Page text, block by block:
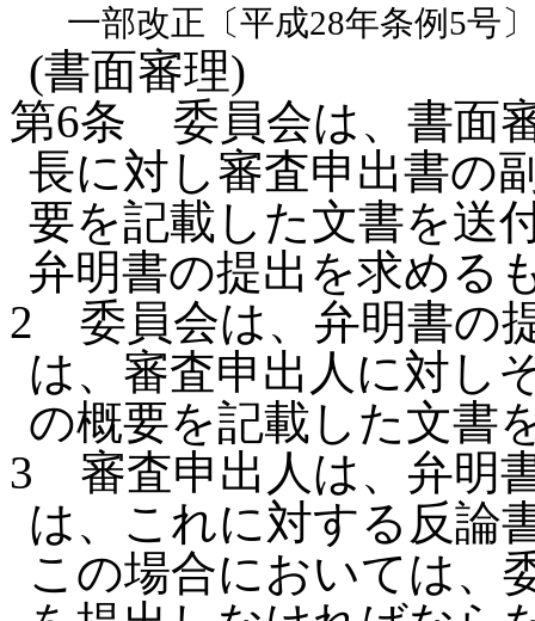
一部改正〔平成28年条例5号〕
(書面審理)
第6条 委員会は、書面
長に対し審査申出書の
要を記載した文書を送
弁明書の提出を求める
2 委員会は、弁明書の
は、審査申出人に対し
の概要を記載した文書
3 審査申出人は、弁明
は、これに対する反論
この場合においては、